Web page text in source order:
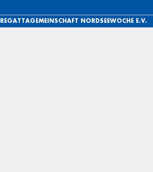
REGATTAGEMEINSCHAFT NORDSEEWOCHE E.V.